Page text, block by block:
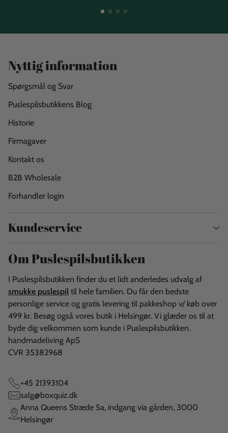
Nyttig information
Spørgsmål og Svar
Puslespilsbutikkens Blog
Historie
Firmagaver
Kontakt os
B2B Wholesale
Forhandler login
Kundeservice
Om Puslespilsbutikken
I Puslespilsbutikken finder du et lidt anderledes udvalg af
smukke puslespil til hele familien. Du får den bedste
personlige service og gratis levering til pakkeshop v/ køb over
499 kr. Besøg også vores butik i Helsingør. Vi glæder os til at
byde dig velkommen som kunde i Puslespilsbutikken.
handmadeliving ApS
CVR 35382968
+45 21393104
salg@boxquiz.dk
Anna Queens Stræde 5a, indgang via gården, 3000
Helsingør